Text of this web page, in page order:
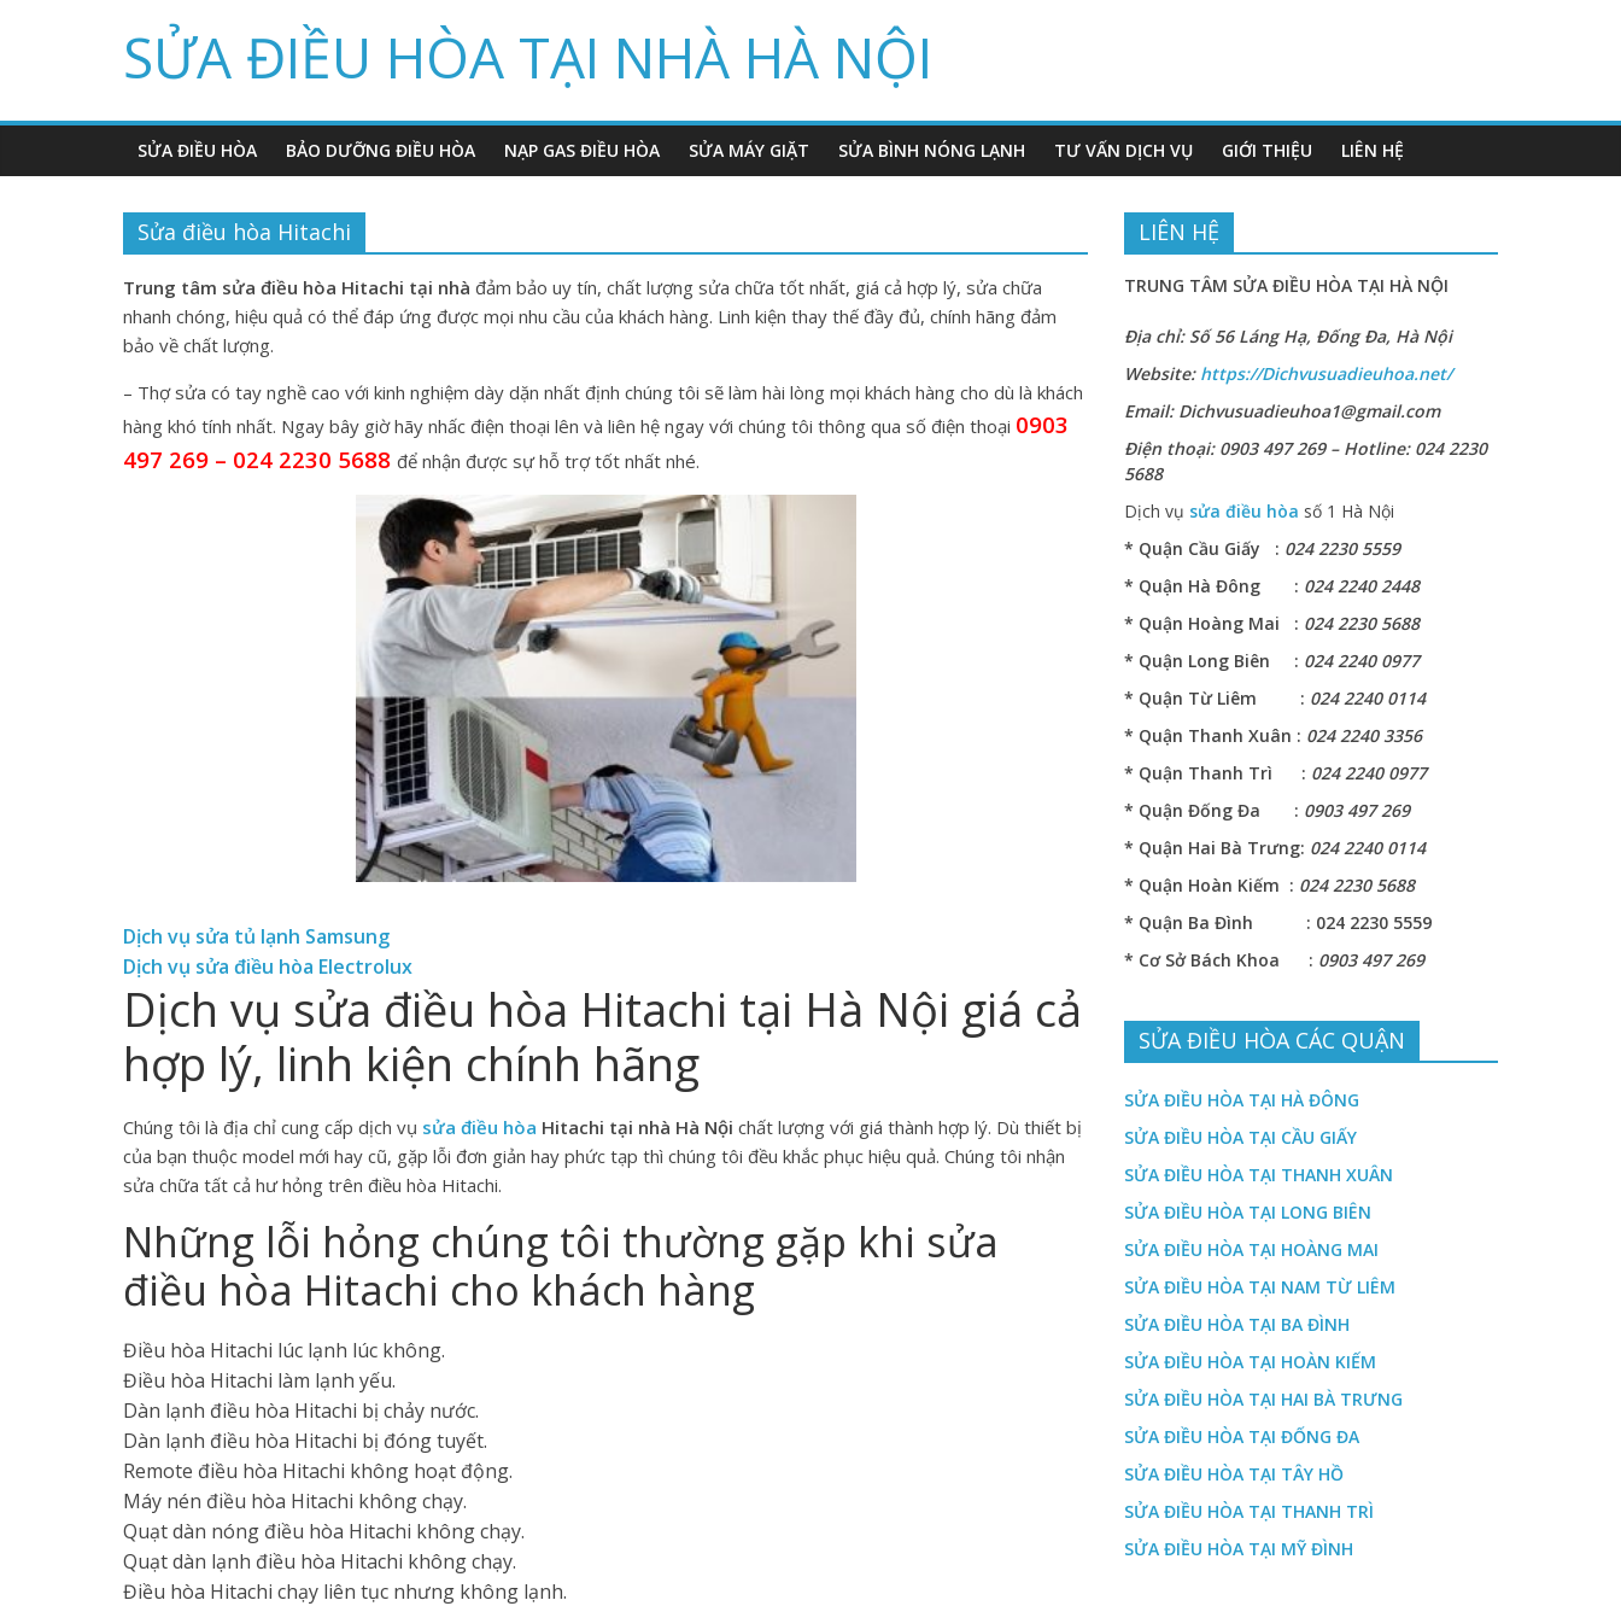
SỬA ĐIỀU HÒA TẠI NHÀ HÀ NỘI
SỬA ĐIỀU HÒA BẢO DƯỠNG ĐIỀU HÒA NẠP GAS ĐIỀU HÒA SỬA MÁY GIẶT SỬA BÌNH NÓNG LẠNH TƯ VẤN DỊCH VỤ GIỚI THIỆU LIÊN HỆ
Sửa điều hòa Hitachi
Trung tâm sửa điều hòa Hitachi tại nhà đảm bảo uy tín, chất lượng sửa chữa tốt nhất, giá cả hợp lý, sửa chữa
nhanh chóng, hiệu quả có thể đáp ứng được mọi nhu cầu của khách hàng. Linh kiện thay thế đầy đủ, chính hãng đảm
bảo về chất lượng.
– Thợ sửa có tay nghề cao với kinh nghiệm dày dặn nhất định chúng tôi sẽ làm hài lòng mọi khách hàng cho dù là khách
hàng khó tính nhất. Ngay bây giờ hãy nhấc điện thoại lên và liên hệ ngay với chúng tôi thông qua số điện thoại 0903
497 269 – 024 2230 5688 để nhận được sự hỗ trợ tốt nhất nhé.
Dịch vụ sửa tủ lạnh Samsung
Dịch vụ sửa điều hòa Electrolux
Dịch vụ sửa điều hòa Hitachi tại Hà Nội giá cả
hợp lý, linh kiện chính hãng
Chúng tôi là địa chỉ cung cấp dịch vụ sửa điều hòa Hitachi tại nhà Hà Nội chất lượng với giá thành hợp lý. Dù thiết bị
của bạn thuộc model mới hay cũ, gặp lỗi đơn giản hay phức tạp thì chúng tôi đều khắc phục hiệu quả. Chúng tôi nhận
sửa chữa tất cả hư hỏng trên điều hòa Hitachi.
Những lỗi hỏng chúng tôi thường gặp khi sửa
điều hòa Hitachi cho khách hàng
Điều hòa Hitachi lúc lạnh lúc không.
Điều hòa Hitachi làm lạnh yếu.
Dàn lạnh điều hòa Hitachi bị chảy nước.
Dàn lạnh điều hòa Hitachi bị đóng tuyết.
Remote điều hòa Hitachi không hoạt động.
Máy nén điều hòa Hitachi không chạy.
Quạt dàn nóng điều hòa Hitachi không chạy.
Quạt dàn lạnh điều hòa Hitachi không chạy.
Điều hòa Hitachi chạy liên tục nhưng không lạnh.
LIÊN HỆ
TRUNG TÂM SỬA ĐIỀU HÒA TẠI HÀ NỘI
Địa chỉ: Số 56 Láng Hạ, Đống Đa, Hà Nội
Website: https://Dichvusuadieuhoa.net/
Email: Dichvusuadieuhoa1@gmail.com
Điện thoại: 0903 497 269 – Hotline: 024 2230
5688
Dịch vụ sửa điều hòa số 1 Hà Nội
* Quận Cầu Giấy : 024 2230 5559
* Quận Hà Đông : 024 2240 2448
* Quận Hoàng Mai : 024 2230 5688
* Quận Long Biên : 024 2240 0977
* Quận Từ Liêm : 024 2240 0114
* Quận Thanh Xuân : 024 2240 3356
* Quận Thanh Trì : 024 2240 0977
* Quận Đống Đa : 0903 497 269
* Quận Hai Bà Trưng: 024 2240 0114
* Quận Hoàn Kiếm : 024 2230 5688
* Quận Ba Đình : 024 2230 5559
* Cơ Sở Bách Khoa : 0903 497 269
SỬA ĐIỀU HÒA CÁC QUẬN
SỬA ĐIỀU HÒA TẠI HÀ ĐÔNG
SỬA ĐIỀU HÒA TẠI CẦU GIẤY
SỬA ĐIỀU HÒA TẠI THANH XUÂN
SỬA ĐIỀU HÒA TẠI LONG BIÊN
SỬA ĐIỀU HÒA TẠI HOÀNG MAI
SỬA ĐIỀU HÒA TẠI NAM TỪ LIÊM
SỬA ĐIỀU HÒA TẠI BA ĐÌNH
SỬA ĐIỀU HÒA TẠI HOÀN KIẾM
SỬA ĐIỀU HÒA TẠI HAI BÀ TRƯNG
SỬA ĐIỀU HÒA TẠI ĐỐNG ĐA
SỬA ĐIỀU HÒA TẠI TÂY HỒ
SỬA ĐIỀU HÒA TẠI THANH TRÌ
SỬA ĐIỀU HÒA TẠI MỸ ĐÌNH